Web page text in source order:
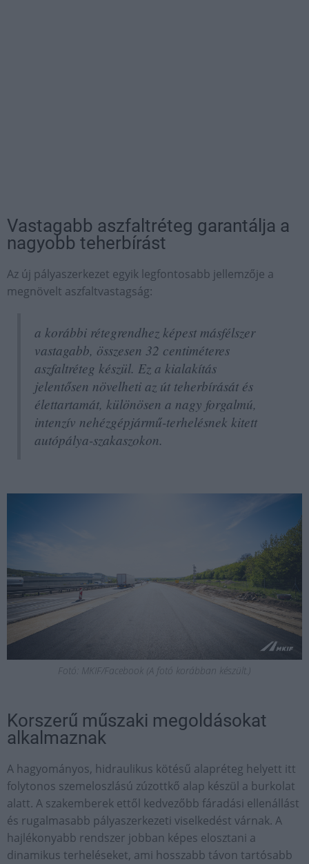
Vastagabb aszfaltréteg garantálja a
nagyobb teherbírást
Az új pályaszerkezet egyik legfontosabb jellemzője a
megnövelt aszfaltvastagság:
a korábbi rétegrendhez képest másfélszer
vastagabb, összesen 32 centiméteres
aszfaltréteg készül. Ez a kialakítás
jelentősen növelheti az út teherbírását és
élettartamát, különösen a nagy forgalmú,
intenzív nehézgépjármű-terhelésnek kitett
autópálya-szakaszokon.
Fotó: MKIF/Facebook (A fotó korábban készült.)
Korszerű műszaki megoldásokat
alkalmaznak
A hagyományos, hidraulikus kötésű alapréteg helyett itt
folytonos szemeloszlású zúzottkő alap készül a burkolat
alatt. A szakemberek ettől kedvezőbb fáradási ellenállást
és rugalmasabb pályaszerkezeti viselkedést várnak. A
hajlékonyabb rendszer jobban képes elosztani a
dinamikus terheléseket, ami hosszabb távon tartósabb